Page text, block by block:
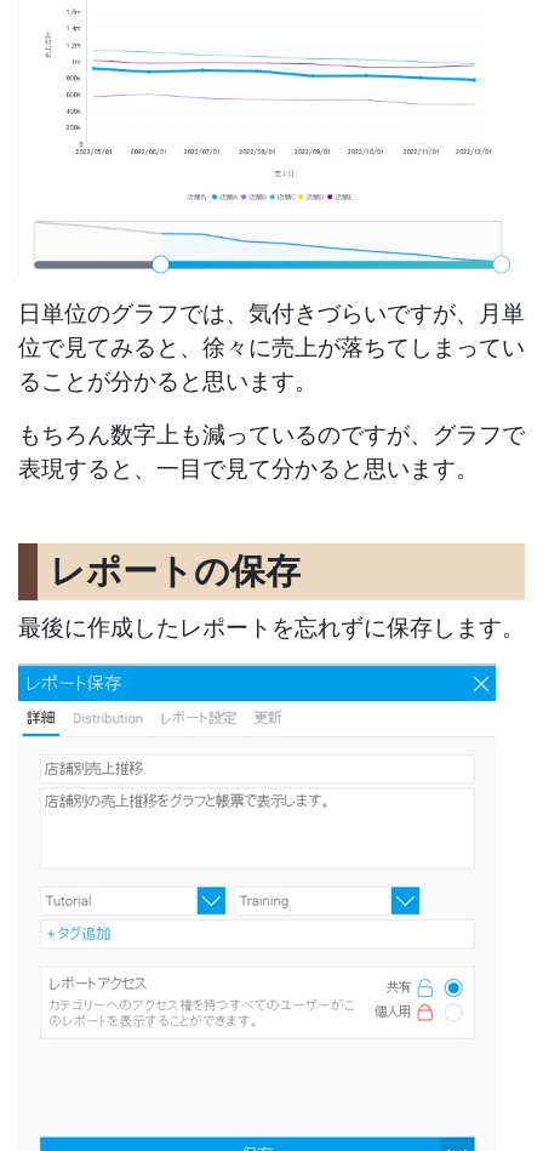
日単位のグラフでは、気付きづらいですが、月単
位で見てみると、徐々に売上が落ちてしまってい
ることが分かると思います。
もちろん数字上も減っているのですが、グラフで
表現すると、一目で見て分かると思います。
レポートの保存
最後に作成したレポートを忘れずに保存します。